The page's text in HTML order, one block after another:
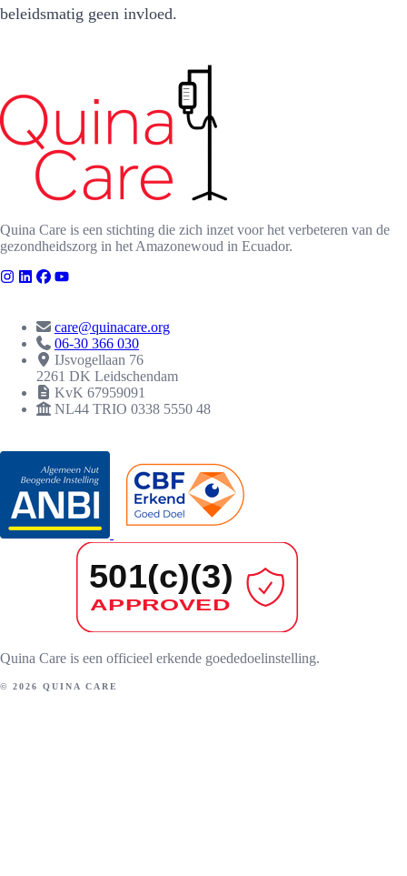
beleidsmatig geen invloed.
Quina Care is een stichting die zich inzet voor het verbeteren van de
gezondheidszorg in het Amazonewoud in Ecuador.
care@quinacare.org
06-30 366 030
IJsvogellaan 76
2261 DK Leidschendam
KvK 67959091
NL44 TRIO 0338 5550 48
Quina Care is een officieel erkende goededoelinstelling.
© 2026 QUINA CARE